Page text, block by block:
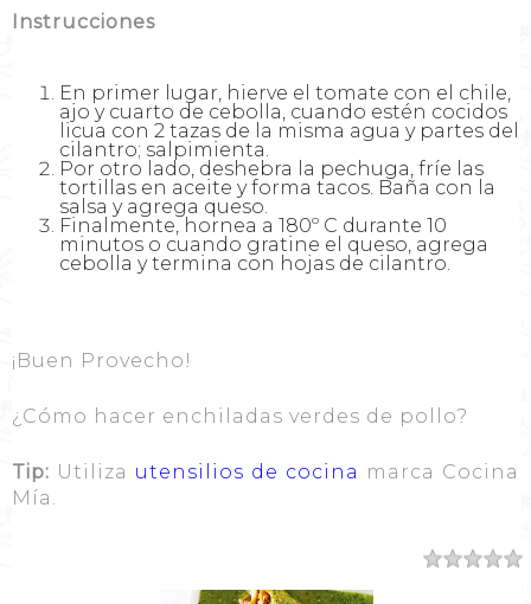
Instrucciones
En primer lugar, hierve el tomate con el chile,
ajo y cuarto de cebolla, cuando estén cocidos
licua con 2 tazas de la misma agua y partes del
cilantro; salpimienta.
Por otro lado, deshebra la pechuga, fríe las
tortillas en aceite y forma tacos. Baña con la
salsa y agrega queso.
Finalmente, hornea a 180º C durante 10
minutos o cuando gratine el queso, agrega
cebolla y termina con hojas de cilantro.
¡Buen Provecho!
¿Cómo hacer enchiladas verdes de pollo?
Tip: Utiliza utensilios de cocina marca Cocina
Mía.